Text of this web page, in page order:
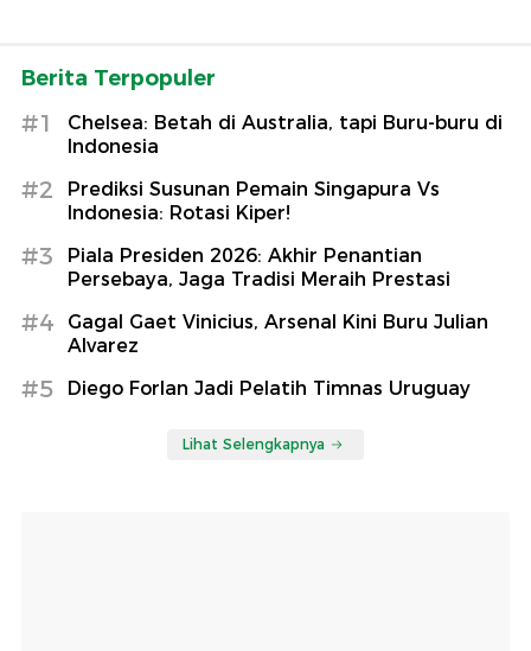
Berita Terpopuler
#1
Chelsea: Betah di Australia, tapi Buru-buru di
Indonesia
#2
Prediksi Susunan Pemain Singapura Vs
Indonesia: Rotasi Kiper!
#3
Piala Presiden 2026: Akhir Penantian
Persebaya, Jaga Tradisi Meraih Prestasi
#4
Gagal Gaet Vinicius, Arsenal Kini Buru Julian
Alvarez
#5 Diego Forlan Jadi Pelatih Timnas Uruguay
Lihat Selengkapnya